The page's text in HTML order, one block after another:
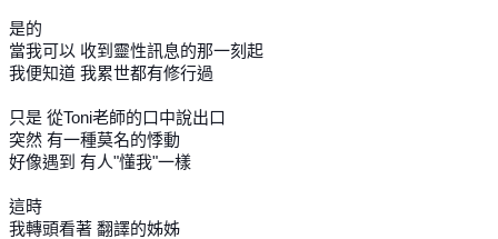
是的
當我可以 收到靈性訊息的那一刻起
我便知道 我累世都有修行過
只是 從Toni老師的口中說出口
突然 有一種莫名的悸動
好像遇到 有人"懂我"一樣
這時
我轉頭看著 翻譯的姊姊